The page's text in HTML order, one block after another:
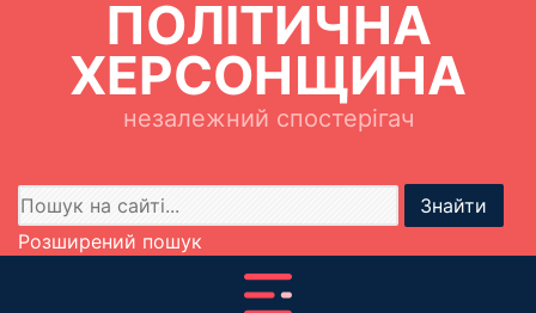
ПОЛІТИЧНА
ХЕРСОНЩИНА
незалежний спостерігач
Знайти
Розширений пошук